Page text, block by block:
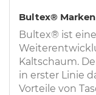
Bultex®
Bultex® ist
Kaltschaum.
in erster Linie
Vorteile von